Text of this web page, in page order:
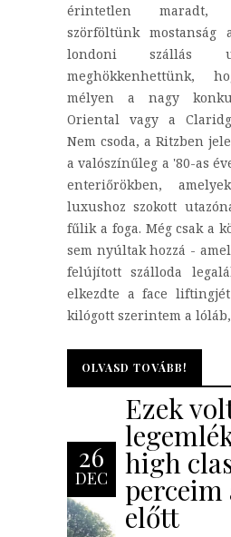
érintetlen maradt,
szörföltünk mostanság
londoni szállás
meghökkenhettünk,
mélyen a nagy
Oriental vagy a
Nem csoda, a Ritzben
a valószínűleg a '80-as
enteriőrökben,
luxushoz szokott
fűlik a foga. Még csak a
sem nyúltak hozzá -
felújított szálloda
elkezdte a face
kilógott szerintem a
OLVASD TOVÁBB!
OLVASD TOVÁBB!
26
DEC
Ezek
high
perceim
előtt